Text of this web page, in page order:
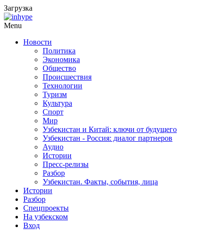
Загрузка
Menu
Новости
Политика
Экономика
Общество
Происшествия
Технологии
Туризм
Культура
Спорт
Мир
Узбекистан и Китай: ключи от будущего
Узбекистан - Россия: диалог партнеров
Аудио
Истории
Пресс-релизы
Разбор
Узбекистан. Факты, события, лица
Истории
Разбор
Спецпроекты
На узбекском
Вход